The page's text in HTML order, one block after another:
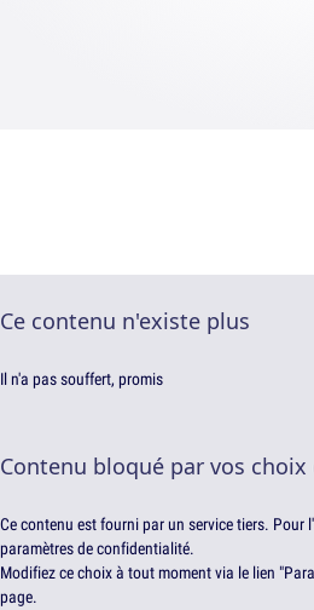
Ce contenu n'existe plus
Il n'a pas souffert, promis
Contenu bloqué par vos choix
Ce contenu est fourni par un service tiers. Pour
paramètres de confidentialité.
Modifiez ce choix à tout moment via le lien
page.